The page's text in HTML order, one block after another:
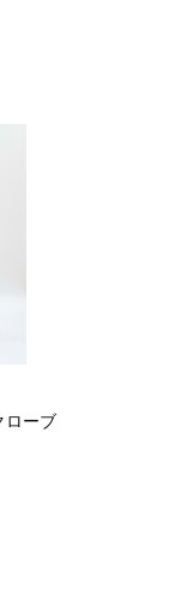
ローブ